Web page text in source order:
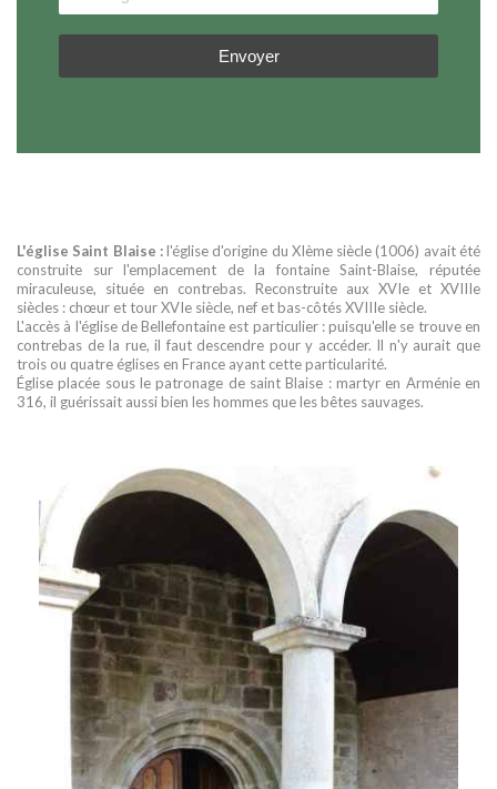
Envoyer
L'église Saint Blaise :l'église d'origine du XIème siècle (1006) avait été
construite sur l'emplacement de la fontaine Saint-Blaise, réputée
miraculeuse, située en contrebas. Reconstruite aux XVIe et XVIIIe
siècles : chœur et tour XVIe siècle, nef et bas-côtés XVIIIe siècle.
L'accès à l'église de Bellefontaine est particulier : puisqu'elle se trouve en
contrebas de la rue, il faut descendre pour y accéder. Il n'y aurait que
trois ou quatre églises en France ayant cette particularité.
Église placée sous le patronage de saint Blaise : martyr en Arménie en
316, il guérissait aussi bien les hommes que les bêtes sauvages.